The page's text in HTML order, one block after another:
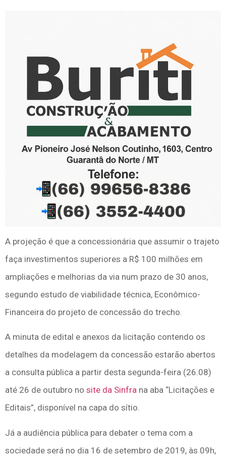
A projeção é que a concessionária que assumir o trajeto
faça investimentos superiores a R$ 100 milhões em
ampliações e melhorias da via num prazo de 30 anos,
segundo estudo de viabilidade técnica, Econômico-
Financeira do projeto de concessão do trecho.
A minuta de edital e anexos da licitação contendo os
detalhes da modelagem da concessão estarão abertos
a consulta pública a partir desta segunda-feira (26.08)
até 26 de outubro no site da Sinfra na aba “Licitações e
Editais”, disponível na capa do sítio.
Já a audiência pública para debater o tema com a
sociedade será no dia 16 de setembro de 2019, às 09h,